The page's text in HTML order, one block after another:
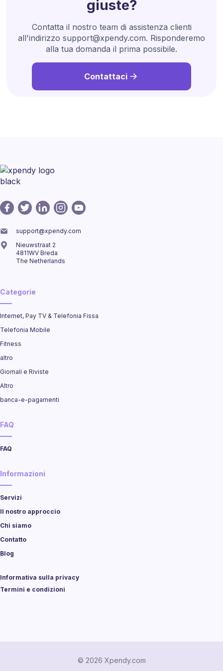
giuste?
Contatta il nostro team di assistenza clienti
all'indirizzo support@xpendy.com. Risponderemo
alla tua domanda il prima possibile.
Contattaci
support@xpendy.com
Nieuwstraat 2
4811WV Breda
The Netherlands
Categorie
Internet, Pay TV & Telefonia Fissa
Telefonia Mobile
Fitness
altro
Giornali e Riviste
Altro
banca-e-pagamenti
FAQ
FAQ
Informazioni
Servizi
Il nostro approccio
Chi siamo
Contatto
Blog
Informativa sulla privacy
Termini e condizioni
© 2026 Xpendy.com